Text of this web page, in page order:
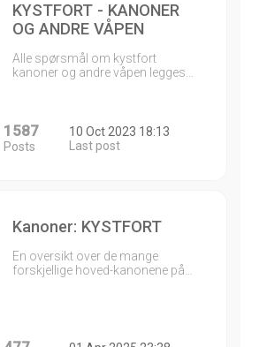
KYSTFORT - KANONER
OG ANDRE VÅPEN
Alle spørsmål om kystfort
kanoner og andre våpen legges…
1587
Posts
10 Oct 2023 18:13
Last post
Kanoner: KYSTFORT
En oversikt over de mange
forskjellige hoved-kanonene på…